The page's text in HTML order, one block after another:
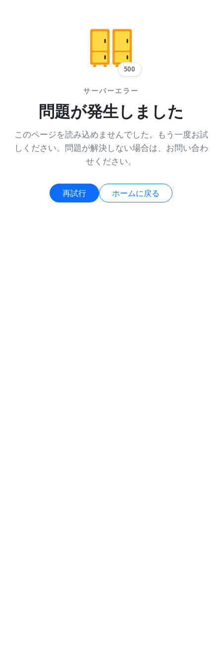
500
サーバーエラー
問題が発生しました
このページを読み込めませんでした。もう一度お試
しください。問題が解決しない場合は、お問い合わ
せください。
再試行 ホームに戻る